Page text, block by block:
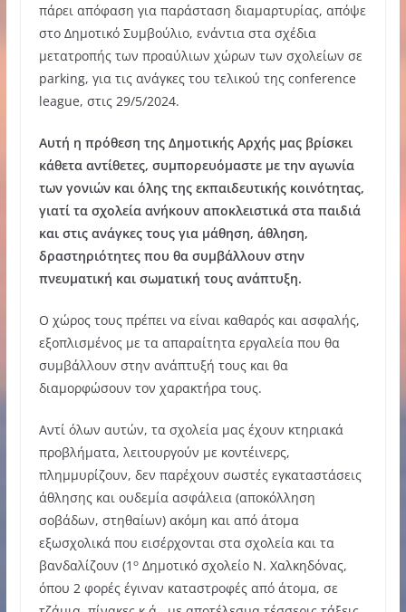
πάρει απόφαση για παράσταση διαμαρτυρίας, απόψε
στο Δημοτικό Συμβούλιο, ενάντια στα σχέδια
μετατροπής των προαύλιων χώρων των σχολείων σε
parking, για τις ανάγκες του τελικού της conference
league, στις 29/5/2024.
Αυτή η πρόθεση της Δημοτικής Αρχής μας βρίσκει
κάθετα αντίθετες, συμπορευόμαστε με την αγωνία
των γονιών και όλης της εκπαιδευτικής κοινότητας,
γιατί τα σχολεία ανήκουν αποκλειστικά στα παιδιά
και στις ανάγκες τους για μάθηση, άθληση,
δραστηριότητες που θα συμβάλλουν στην
πνευματική και σωματική τους ανάπτυξη.
Ο χώρος τους πρέπει να είναι καθαρός και ασφαλής,
εξοπλισμένος με τα απαραίτητα εργαλεία που θα
συμβάλλουν στην ανάπτυξή τους και θα
διαμορφώσουν τον χαρακτήρα τους.
Αντί όλων αυτών, τα σχολεία μας έχουν κτηριακά
προβλήματα, λειτουργούν με κοντέινερς,
πλημμυρίζουν, δεν παρέχουν σωστές εγκαταστάσεις
άθλησης και ουδεμία ασφάλεια (αποκόλληση
σοβάδων, στηθαίων) ακόμη και από άτομα
εξωσχολικά που εισέρχονται στα σχολεία και τα
βανδαλίζουν (1 οΔημοτικό σχολείο Ν. Χαλκηδόνας,
όπου 2 φορές έγιναν καταστροφές από άτομα, σε